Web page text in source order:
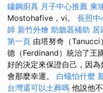
鏽鋼廚具 月子中心推薦 柬
Mostohafive，vi。 長照中
師 新竹外燴 助聽器補助 居
第一頁 由塔努奇（Tanucci
德（Ferdinand）統治了王
好的決定來保證自己，因
會那麼幸運。 白蟻怕什麼
台灣還可以土葬嗎 他說他